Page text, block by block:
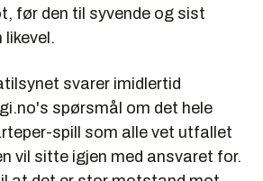
før den til syvende og sist
likevel.
svarer imidlertid
spørsmål om det hele
spill som alle vet utfallet
vil sitte igjen med ansvaret for.